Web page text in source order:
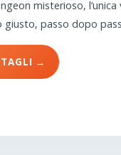
misterioso, l’unica
giusto, passo dopo
→